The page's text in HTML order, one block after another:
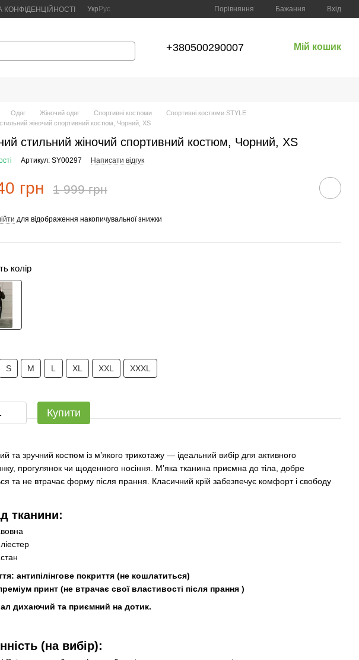
КОНФІДЕНЦІЙНОСТІ Укр Рус Порівняння Бажання Вхід
+380500290007 Мій кошик
Одяг Жіночий одяг Спортивні костюми
Спортивні костюми STYLE
жіночий спортивний костюм, Чорний, XS
стильний жіночий спортивний костюм, Чорний, XS
Артикул: SY00297 Написати відгук
грн 1 999 грн
для відображення накопичувальної знижки
колір
S M L XL XXL XXXL
Купити
та зручний костюм із м’якого трикотажу — ідеальний вибір для активного
прогулянок чи щоденного носіння. М’яка тканина приємна до тіла, добре
та не втрачає форму після прання. Класичний крій забезпечує комфорт і свободу
тканини:
антипілінгове покриття (не кошлатиться)
принт (не втрачає свої властивості після прання )
дихаючий та приємний на дотик.
(на вибір):